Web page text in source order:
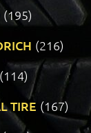
(195)
(216)
(114)
TIRE (167)